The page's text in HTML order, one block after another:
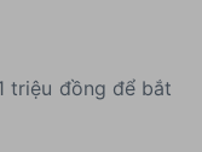
triệu đồng để bắt